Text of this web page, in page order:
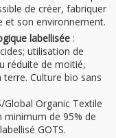
de créer, fabriquer
et son environnement.
labellisée :
utilisation de
réduite de moitié,
Culture bio sans
Global Organic Textile
minimum de 95% de
GOTS.